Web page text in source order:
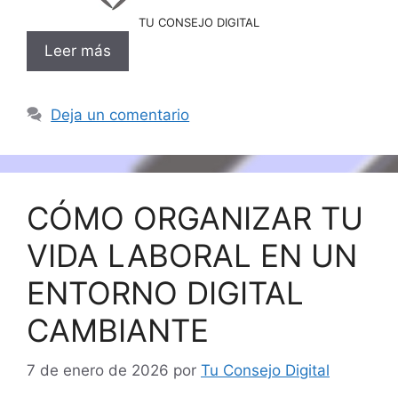
TU CONSEJO DIGITAL
Leer más
Deja un comentario
CÓMO ORGANIZAR TU
VIDA LABORAL EN UN
ENTORNO DIGITAL
CAMBIANTE
7 de enero de 2026 por Tu Consejo Digital